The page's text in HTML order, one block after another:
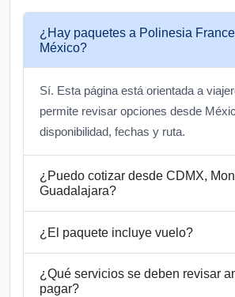
¿Hay paquetes a Polinesia
México?
Sí. Esta página está orientada a
permite revisar opciones desde
disponibilidad, fechas y ruta.
¿Puedo cotizar desde CDMX,
Guadalajara?
¿El paquete incluye vuelo?
¿Qué servicios se deben revisar
pagar?